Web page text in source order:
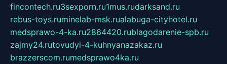
fincontech.ru3sexporn.ru1mus.rudarksand.ru
rebus-toys.ruminelab-msk.rualabuga-cityhotel.ru
medsprawo-4-ka.ru2864420.rublagodarenie-spb.ru
zajmy24.rutovudyi-4-kuhnyanazakaz.ru
brazzerscom.rumedsprawo4ka.ru